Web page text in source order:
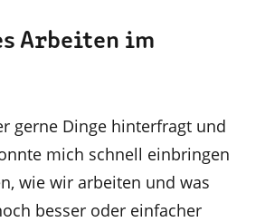
Arbeiten im
gerne Dinge hinterfragt und
mich schnell einbringen
wie wir arbeiten und was
besser oder einfacher